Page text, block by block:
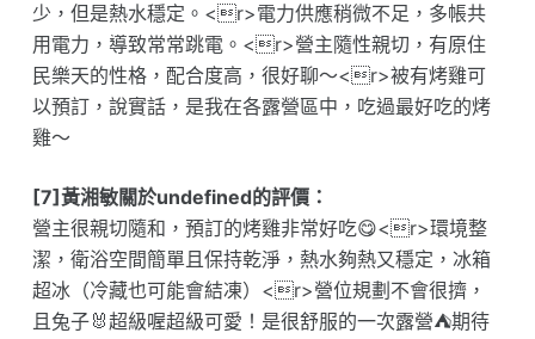
少，但是熱水穩定。<r>電力供應稍微不足，多帳共
用電力，導致常常跳電。<r>營主隨性親切，有原住
民樂天的性格，配合度高，很好聊～<r>被有烤雞可
以預訂，說實話，是我在各露營區中，吃過最好吃的烤
雞～
[7]黃湘敏關於undefined的評價：
營主很親切隨和，預訂的烤雞非常好吃😋<r>環境整
潔，衛浴空間簡單且保持乾淨，熱水夠熱又穩定，冰箱
超冰（冷藏也可能會結凍）<r>營位規劃不會很擠，
且兔子🐰超級喔超級可愛！是很舒服的一次露營⛺️期待